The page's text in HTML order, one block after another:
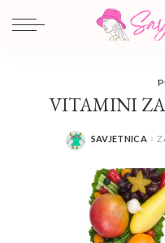
VITAMINI ZA
POSTED
SAVJETNICA